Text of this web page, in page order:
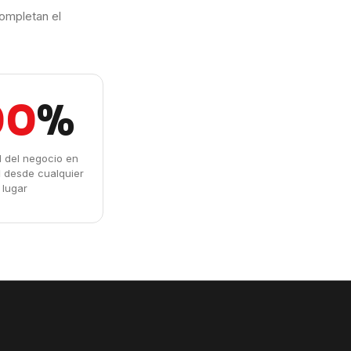
el
%
del negocio en
desde cualquier
lugar